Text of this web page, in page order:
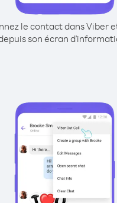
le contact dans Viber
son écran